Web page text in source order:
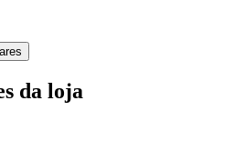
da loja